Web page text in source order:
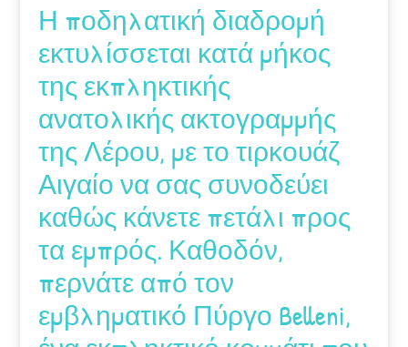
Η ποδηλατική διαδρομή
εκτυλίσσεται κατά μήκος
της εκπληκτικής
ανατολικής ακτογραμμής
της Λέρου, με το τιρκουάζ
Αιγαίο να σας συνοδεύει
καθώς κάνετε πετάλι προς
τα εμπρός. Καθοδόν,
περνάτε από τον
εμβληματικό Πύργο Belleni,